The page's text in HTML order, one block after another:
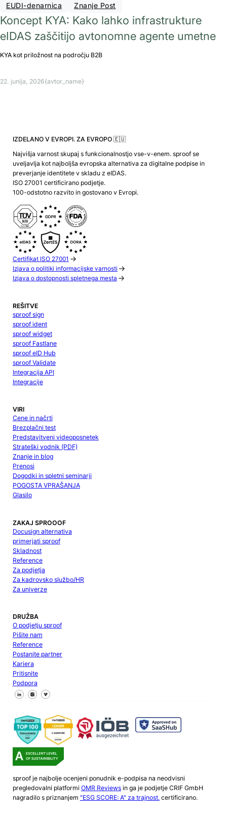
EUDI-denarnica Znanje Post
Koncept KYA: Kako lahko infrastrukture
eIDAS zaščitijo avtonomne agente umetne
KYA kot priložnost na področju B2B
22. junija, 2026{avtor_name}
IZDELANO V EVROPI. ZA EVROPO 🇪🇺
Najvišja varnost skupaj s funkcionalnostjo vse-v-enem. sproof se
uveljavlja kot najboljša evropska alternativa za digitalne podpise in
preverjanje identitete v skladu z eIDAS.
ISO 27001 certificirano podjetje.
100-odstotno razvito in gostovano v Evropi.
Certifikat ISO 27001
Izjava o politiki informacijske varnosti
Izjava o dostopnosti spletnega mesta
REŠITVE
sproof sign
sproof ident
sproof widget
sproof Fastlane
sproof eID Hub
sproof Validate
Integracija API
Integracije
VIRI
Cene in načrti
Brezplačni test
Predstavitveni videoposnetek
Strateški vodnik (PDF)
Znanje in blog
Prenosi
Dogodki in spletni seminarji
POGOSTA VPRAŠANJA
Glasilo
ZAKAJ SPROOOF
Docusign alternativa
primerjati sproof
Skladnost
Reference
Za podjetja
Za kadrovsko službo/HR
Za univerze
DRUŽBA
O podjetju sproof
Pišite nam
Reference
Postanite partner
Kariera
Pritisnite
Podpora
Sledite nam na Facebooku
Sledite nam na X
Sledite nam na LinkedInu
sproof je najbolje ocenjeni ponudnik e-podpisa na neodvisni
pregledovalni platformi OMR Reviewsin ga je podjetje CRIF GmbH
nagradilo s priznanjem "ESG SCORE: A" za trajnost.certificirano.